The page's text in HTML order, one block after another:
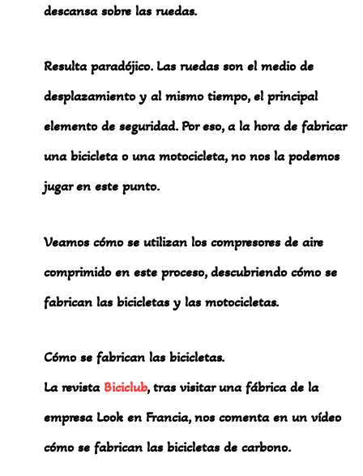
descansa sobre las ruedas.
Resulta paradójico. Las ruedas son el medio de
desplazamiento y al mismo tiempo, el principal
elemento de seguridad. Por eso, a la hora de fabricar
una bicicleta o una motocicleta, no nos la podemos
jugar en este punto.
Veamos cómo se utilizan los compresores de aire
comprimido en este proceso, descubriendo cómo se
fabrican las bicicletas y las motocicletas.
Cómo se fabrican las bicicletas.
La revistaBiciclub, tras visitar una fábrica de la
empresa Look en Francia, nos comenta en un vídeo
cómo se fabrican las bicicletas de carbono.